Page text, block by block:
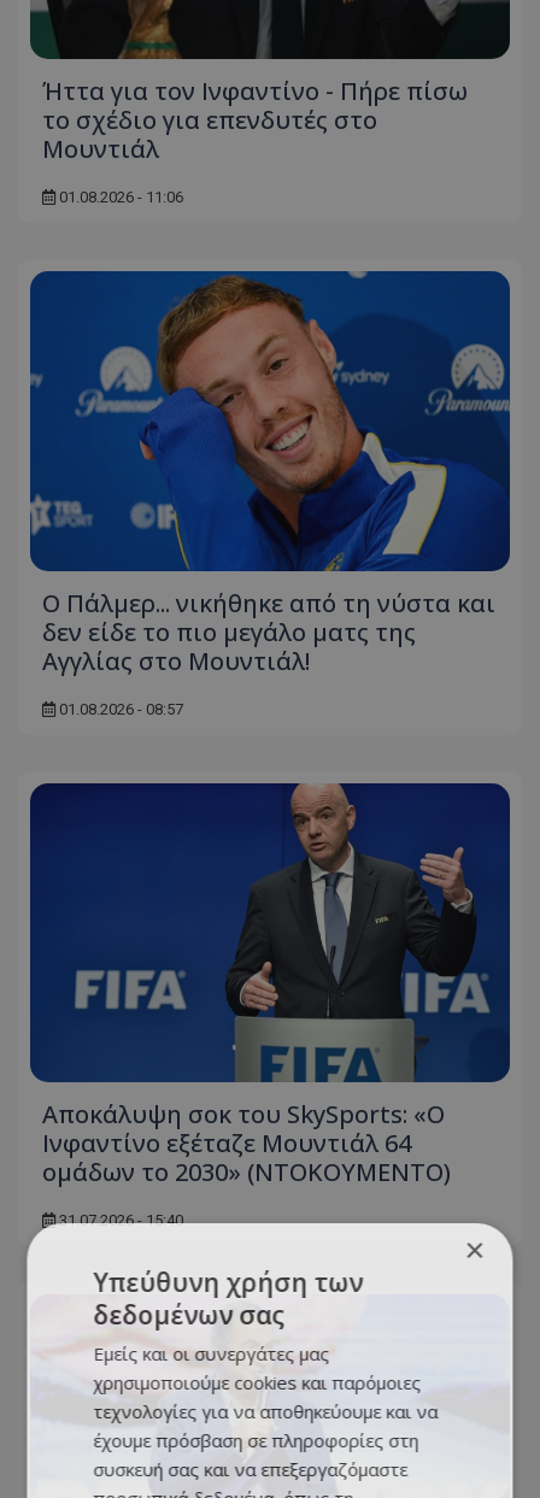
Ήττα για τον Ινφαντίνο - Πήρε πίσω
το σχέδιο για επενδυτές στο
Μουντιάλ
01.08.2026 - 11:06
Ο Πάλμερ... νικήθηκε από τη νύστα και
δεν είδε το πιο μεγάλο ματς της
Αγγλίας στο Μουντιάλ!
01.08.2026 - 08:57
Αποκάλυψη σοκ του SkySports: «O
Ινφαντίνο εξέταζε Μουντιάλ 64
ομάδων το 2030» (ΝΤΟΚΟΥΜΕΝΤΟ)
31.07.2026 - 15:40
×
Υπεύθυνη χρήση των
δεδομένων σας
Εμείς και οι συνεργάτες μας
χρησιμοποιούμε cookies και παρόμοιες
τεχνολογίες για να αποθηκεύουμε και να
έχουμε πρόσβαση σε πληροφορίες στη
συσκευή σας και να επεξεργαζόμαστε